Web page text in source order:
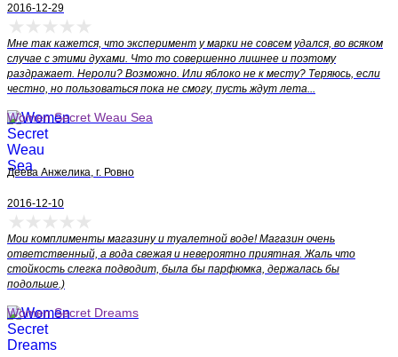
2016-12-29
Мне так кажется, что эксперимент у марки не совсем удался, во всяком
случае с этими духами. Что то совершенно лишнее и поэтому
раздражает. Нероли? Возможно. Или яблоко не к месту? Теряюсь, если
честно, но пользоваться пока не смогу, пусть ждут лета...
Women Secret Weau Sea
Деева Анжелика, г. Ровно
2016-12-10
Мои комплименты магазину и туалетной воде! Магазин очень
ответственный, а вода свежая и невероятно приятная. Жаль что
стойкость слегка подводит, была бы парфюмка, держалась бы
подольше.)
Women Secret Dreams